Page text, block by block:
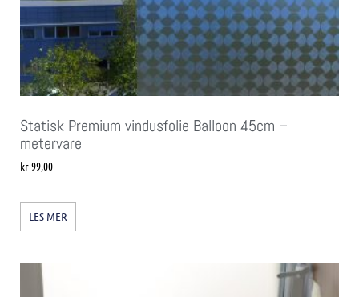
Statisk Premium vindusfolie Balloon 45cm –
metervare
kr99,00
LES MER